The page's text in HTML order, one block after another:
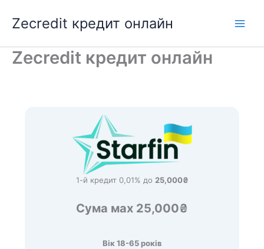
Zecredit кредит онлайн
Zecredit кредит онлайн
1-й кредит 0,01% до 25,000₴
Сума мах 25,000₴
Вік 18-65 років